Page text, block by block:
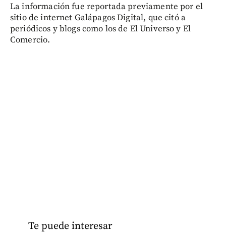
La información fue reportada previamente por el
sitio de internet Galápagos Digital, que citó a
periódicos y blogs como los de El Universo y El
Comercio.
Te puede interesar